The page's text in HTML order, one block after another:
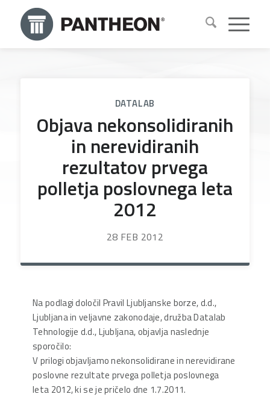
DATALAB
Objava nekonsolidiranih
in nerevidiranih
rezultatov prvega
polletja poslovnega leta
2012
28 FEB 2012
Na podlagi določil Pravil Ljubljanske borze, d.d.,
Ljubljana in veljavne zakonodaje, družba Datalab
Tehnologije d.d., Ljubljana, objavlja naslednje
sporočilo:
V prilogi objavljamo nekonsolidirane in nerevidirane
poslovne rezultate prvega polletja poslovnega
leta 2012, ki se je pričelo dne 1.7.2011.